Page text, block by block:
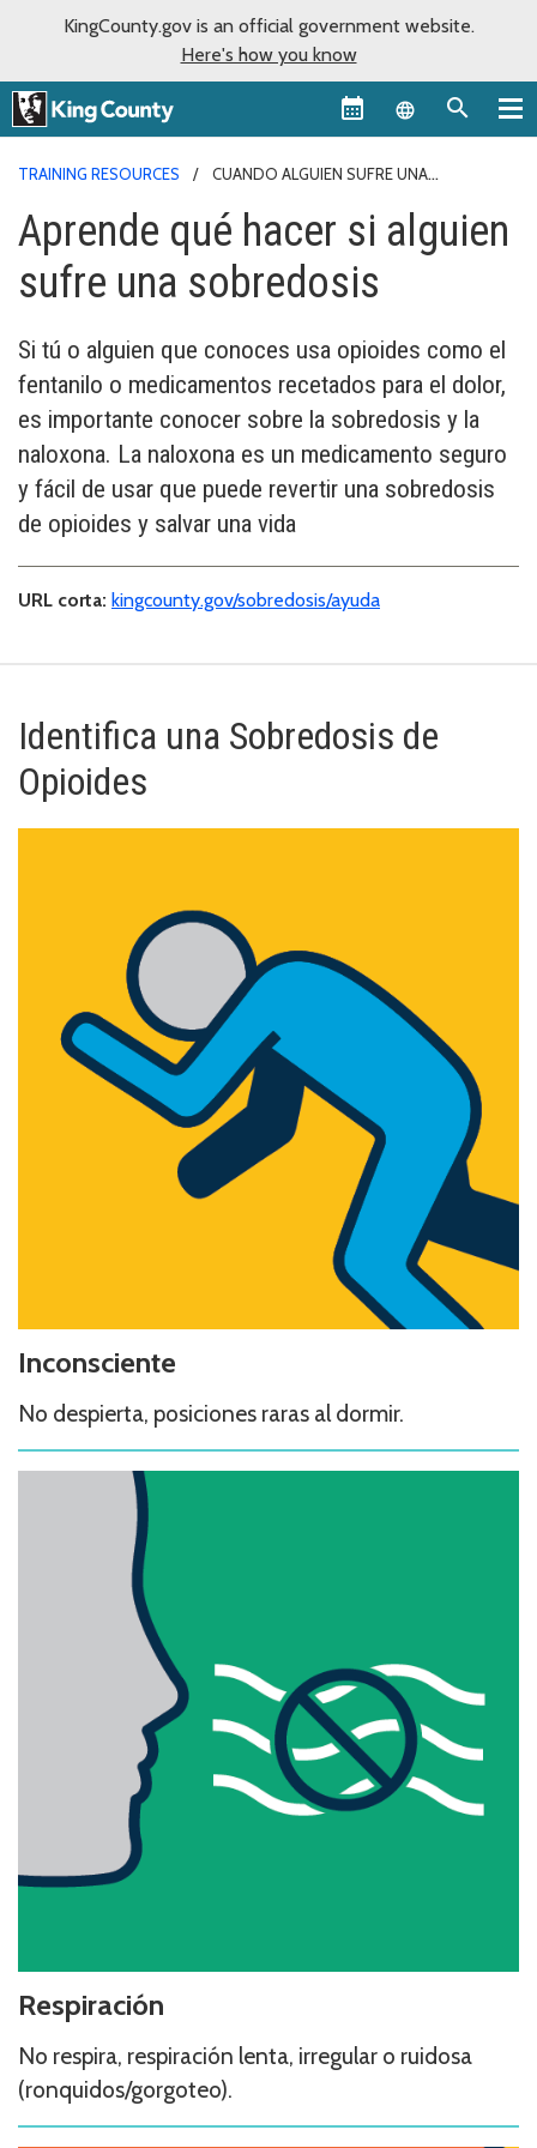
KingCounty.gov is an official government website.
Here's how you know
Language
TRAINING RESOURCES
CUANDO ALGUIEN SUFRE UNA
Aprende qué hacer si alguien
sufre una sobredosis
Si tú o alguien que conoces usa opioides como el
fentanilo o medicamentos recetados para el dolor,
es importante conocer sobre la sobredosis y la
naloxona. La naloxona es un medicamento seguro
y fácil de usar que puede revertir una sobredosis
de opioides y salvar una vida
URL corta: kingcounty.gov/sobredosis/ayuda
Identifica una Sobredosis de
Opioides
Inconsciente
No despierta, posiciones raras al dormir.
Respiración
No respira, respiración lenta, irregular o ruidosa
(ronquidos/gorgoteo).